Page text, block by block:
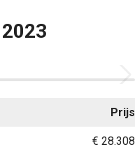
Prijs
€ 28.308